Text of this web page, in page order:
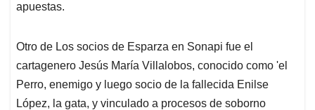
apuestas.
Otro de Los socios de Esparza en Sonapi fue el
cartagenero Jesús María Villalobos, conocido como 'el
Perro, enemigo y luego socio de la fallecida Enilse
López, la gata, y vinculado a procesos de soborno